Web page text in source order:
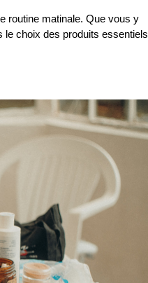
routine matinale. Que vous y
le choix des produits essentiels